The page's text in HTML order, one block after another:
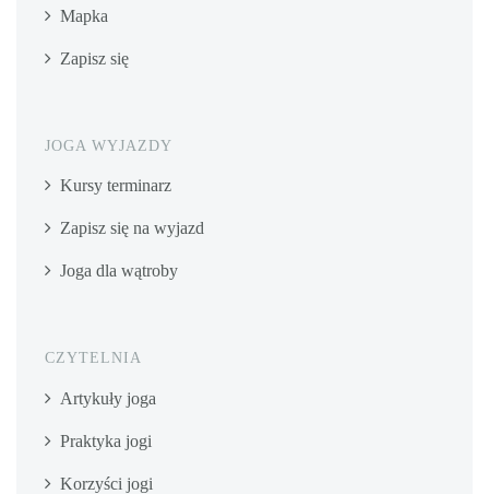
Mapka
Zapisz się
JOGA WYJAZDY
Kursy terminarz
Zapisz się na wyjazd
Joga dla wątroby
CZYTELNIA
Artykuły joga
Praktyka jogi
Korzyści jogi